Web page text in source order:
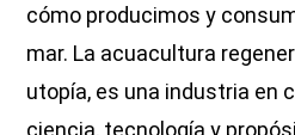
cómo producimos y
mar. La acuacultura
utopía, es una industria en
ciencia, tecnología y